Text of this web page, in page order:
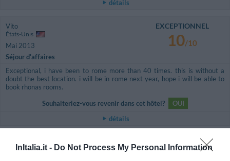
InItalia.it - Do Not Process My Personal Information
détails
Vito
États-Unis
Mai 2013
Séjour d'affaires
EXCEPTIONNEL
10/10
Exceptional, i have been to rome more than 40 times. this is without a
doubt the best location. i will be in rome next year, hope i will be able to
book rhonas rooms.
Souhaiteriez-vous revenir dans cet hôtel?
OUI
détails
Italie
EXCEPTIONNEL
10